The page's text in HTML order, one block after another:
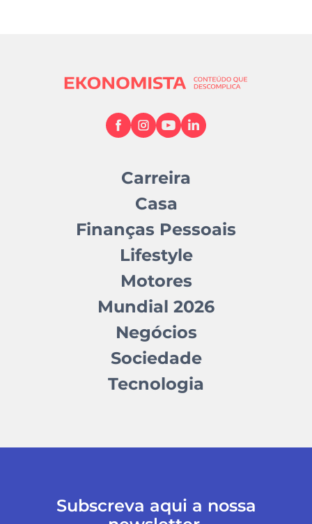
Carreira
Casa
Finanças Pessoais
Lifestyle
Motores
Mundial 2026
Negócios
Sociedade
Tecnologia
Subscreva aqui a nossa